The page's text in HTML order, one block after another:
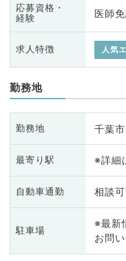
応募資格・
経験
医師
求人特徴 人気
勤務地
勤務地 千葉
最寄り駅 ※詳細
自動車通勤 相談
駐車場
※最新
お問